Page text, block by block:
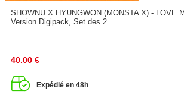
SHOWNU X HYUNGWON (MONSTA X) - LOVE
Version Digipack, Set des 2...
40.00 €
Expédié en 48h